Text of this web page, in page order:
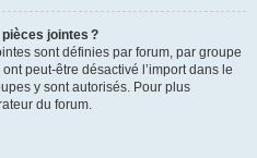
jointes ?
sont définies par forum, par groupe
peut-être désactivé l’import dans le
y sont autorisés. Pour plus
du forum.